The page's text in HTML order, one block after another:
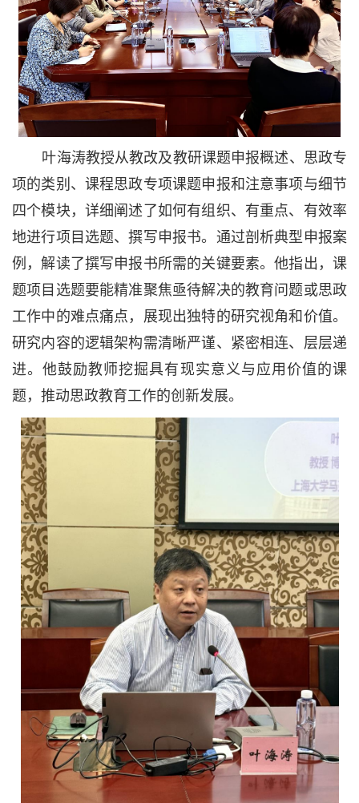
叶海涛教授从教改及教研课题申报概述、思政专
项的类别、课程思政专项课题申报和注意事项与细节
四个模块，详细阐述了如何有组织、有重点、有效率
地进行项目选题、撰写申报书。通过剖析典型申报案
例，解读了撰写申报书所需的关键要素。他指出，课
题项目选题要能精准聚焦亟待解决的教育问题或思政
工作中的难点痛点，展现出独特的研究视角和价值。
研究内容的逻辑架构需清晰严谨、紧密相连、层层递
进。他鼓励教师挖掘具有现实意义与应用价值的课
题，推动思政教育工作的创新发展。